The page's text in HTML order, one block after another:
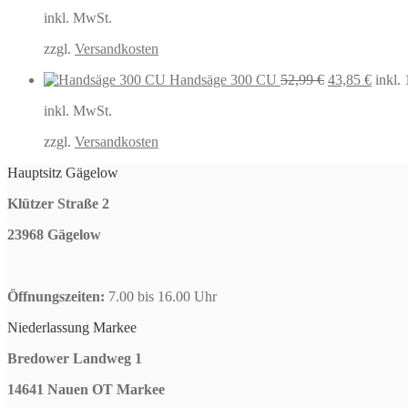
inkl. MwSt.
zzgl. Versandkosten
Handsäge 300 CU 52,99€ 43,85 € inkl.
inkl. MwSt.
zzgl. Versandkosten
Hauptsitz Gägelow
Klützer Straße 2
23968 Gägelow
Öffnungszeiten: 7.00 bis 16.00 Uhr
Niederlassung Markee
Bredower Landweg 1
14641 Nauen OT Markee